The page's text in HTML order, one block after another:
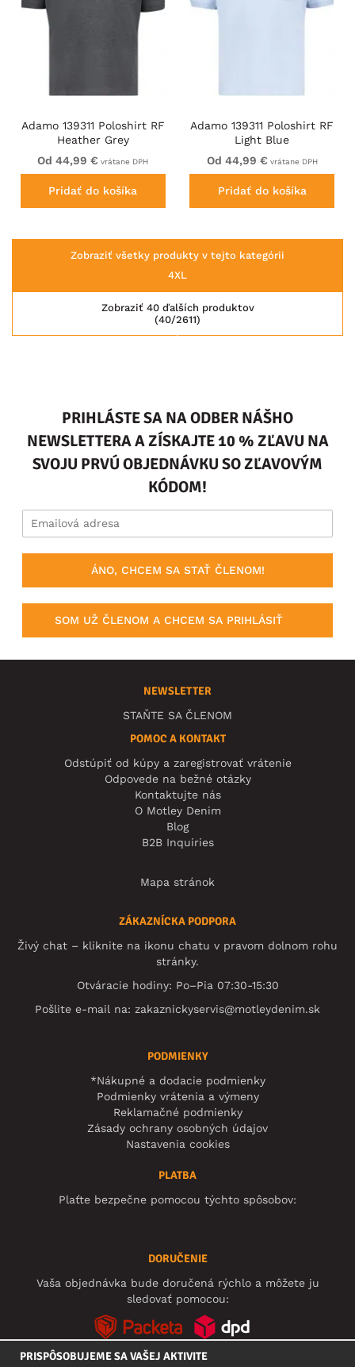
Adamo 139311 Poloshirt RF
Heather Grey
Od 44,99 € vrátane DPH
Pridať do košíka
Adamo 139311 Poloshirt RF
Light Blue
Od 44,99 € vrátane DPH
Pridať do košíka
Zobraziť všetky produkty v tejto kategórii
4XL
(40/2611)
Zobraziť 40 ďalších produktov
PRIHLÁSTE SA NA ODBER NÁŠHO
NEWSLETTERA A ZÍSKAJTE 10 % ZĽAVU NA
SVOJU PRVÚ OBJEDNÁVKU SO ZĽAVOVÝM
KÓDOM!
ÁNO, CHCEM SA STAŤ ČLENOM!
SOM UŽ ČLENOM A CHCEM SA PRIHLÁSIŤ
NEWSLETTER
STAŇTE SA ČLENOM
POMOC A KONTAKT
Odstúpiť od kúpy a zaregistrovať vrátenie
Odpovede na bežné otázky
Kontaktujte nás
O Motley Denim
Blog
B2B Inquiries
Mapa stránok
ZÁKAZNÍCKA PODPORA
Živý chat – kliknite na ikonu chatu v pravom dolnom rohu
stránky.
Otváracie hodiny: Po–Pia 07:30-15:30
Pošlite e-mail na: zakaznickyservis@motleydenim.sk
PODMIENKY
*Nákupné a dodacie podmienky
Podmienky vrátenia a výmeny
Reklamačné podmienky
Zásady ochrany osobných údajov
Nastavenia cookies
PLATBA
Plaťte bezpečne pomocou týchto spôsobov:
DORUČENIE
Vaša objednávka bude doručená rýchlo a môžete ju
sledovať pomocou:
PRISPÔSOBUJEME SA VAŠEJ AKTIVITE